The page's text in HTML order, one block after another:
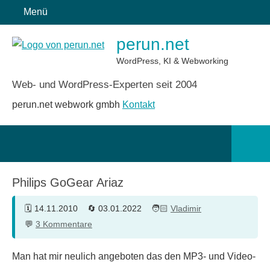
Inhalt
springen
Menü
perun.net
WordPress, KI & Webworking
Web- und WordPress-Experten seit 2004
perun.net webwork gmbh Kontakt
Philips GoGear Ariaz
14.11.2010 03.01.2022
Vladimir
3 Kommentare
Man hat mir neulich angeboten das den MP3- und Video-